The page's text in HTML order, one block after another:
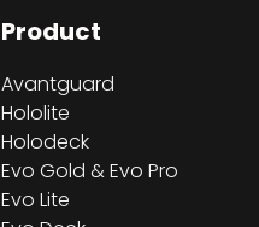
Product
Avantguard
Hololite
Holodeck
Evo Gold & Evo Pro
Evo Lite